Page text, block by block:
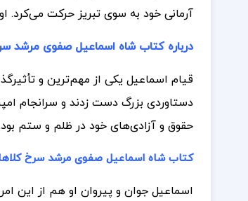
آرمانی خود به سوی تبریز حرکت می‌کرد. او تنها ۱۴ سال داشت که با دیدن یک رویا، تصمیم به قیامی
درباره کتاب شاه اسماعیل صفوی مرشد
قیام اسماعیل یکی از مهم‌ترین و
دستاوردی بزرگ دست زدند و سرانجام
حقوق و آزادی‌های خود در ظلم و ستم
کتاب شاه اسماعیل صفوی مرشد سرخ
اسماعیل جوان و پیروان او هم از این